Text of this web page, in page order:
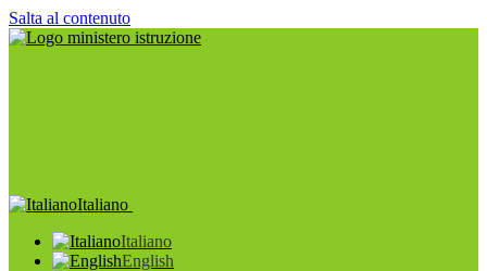
Salta al contenuto
Italiano
Italiano
English